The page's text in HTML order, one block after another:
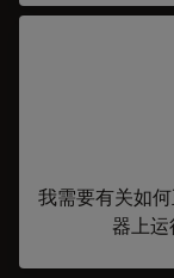
我需要有关如
器上运